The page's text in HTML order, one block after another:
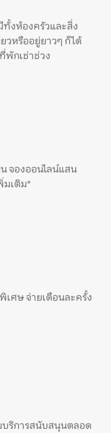
ทั้งห้องครัวและสิ่ง
วหรืออยู่ยาวๆ ก็ได้
พักเช่าช่วง
จองออนไลน์แสน
มเติม*
ศษ จ่ายเดือนละครั้ง
บริการสนับสนุนตลอด